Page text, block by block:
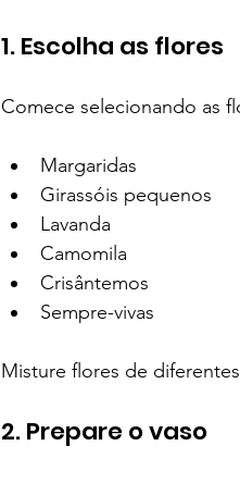
1. Escolha as flores
Comece selecionando as
Margaridas
Girassóis pequenos
Lavanda
Camomila
Crisântemos
Sempre-vivas
Misture flores de
2. Prepare o vaso